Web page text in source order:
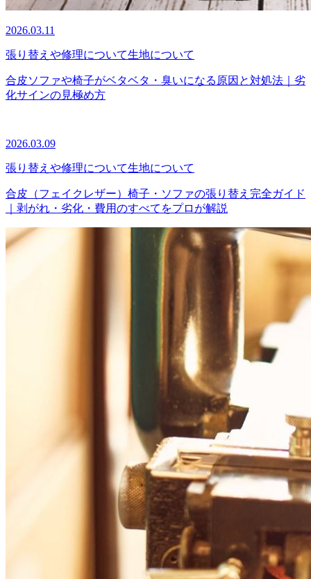
2026.03.11
張り替えや修理について生地について
合皮ソファや椅子がベタベタ・臭いになる原因と対処法｜劣
化サインの見極め方
2026.03.09
張り替えや修理について生地について
合皮（フェイクレザー）椅子・ソファの張り替え完全ガイド
｜剥がれ・劣化・費用のすべてをプロが解説